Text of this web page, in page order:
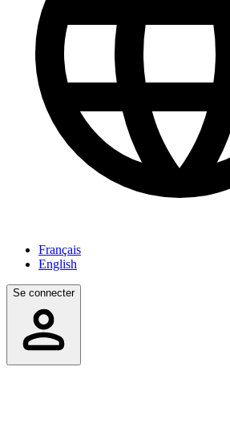
Français
English
Se connecter